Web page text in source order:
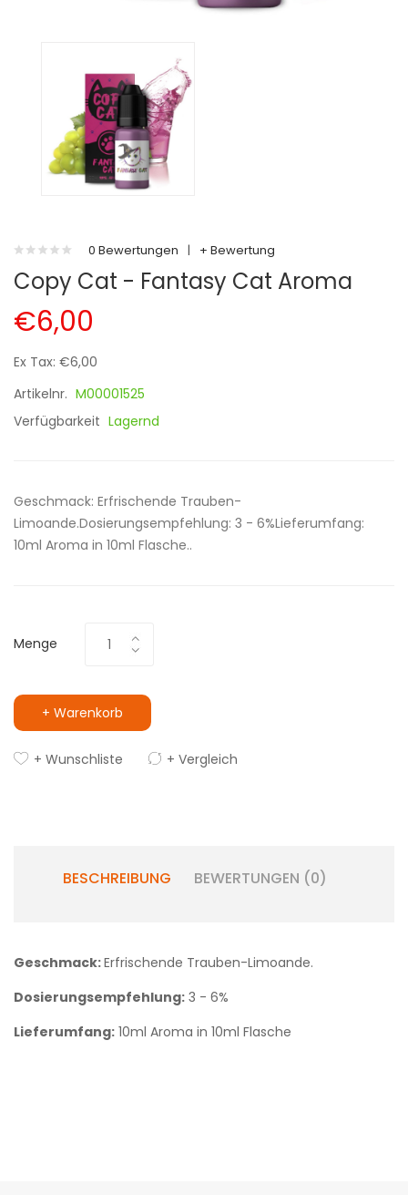
0 Bewertungen | + Bewertung
Copy Cat - Fantasy Cat Aroma
€6,00
Ex Tax: €6,00
Artikelnr. M00001525
Verfügbarkeit Lagernd
Geschmack: Erfrischende Trauben-
Limoande.Dosierungsempfehlung: 3 - 6%Lieferumfang:
10ml Aroma in 10ml Flasche..
Menge
+ Warenkorb
+ Wunschliste + Vergleich
BESCHREIBUNG BEWERTUNGEN (0)
Geschmack:Erfrischende Trauben-Limoande.
Dosierungsempfehlung: 3 - 6%
Lieferumfang: 10ml Aroma in 10ml Flasche